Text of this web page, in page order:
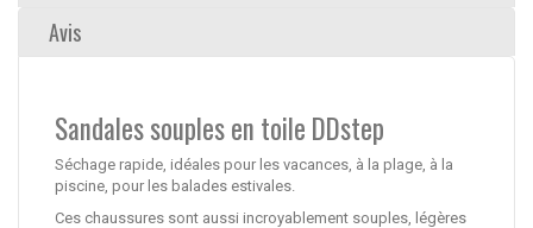
Avis
Sandales souples en toile DDstep
Séchage rapide, idéales pour les vacances, à la plage, à la
piscine, pour les balades estivales.
Ces chaussures sont aussi incroyablement souples, légères